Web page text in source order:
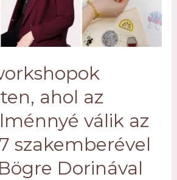
ahol az
válik az
szakemberével
Dorinával